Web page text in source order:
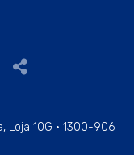
Loja 10G · 1300-906